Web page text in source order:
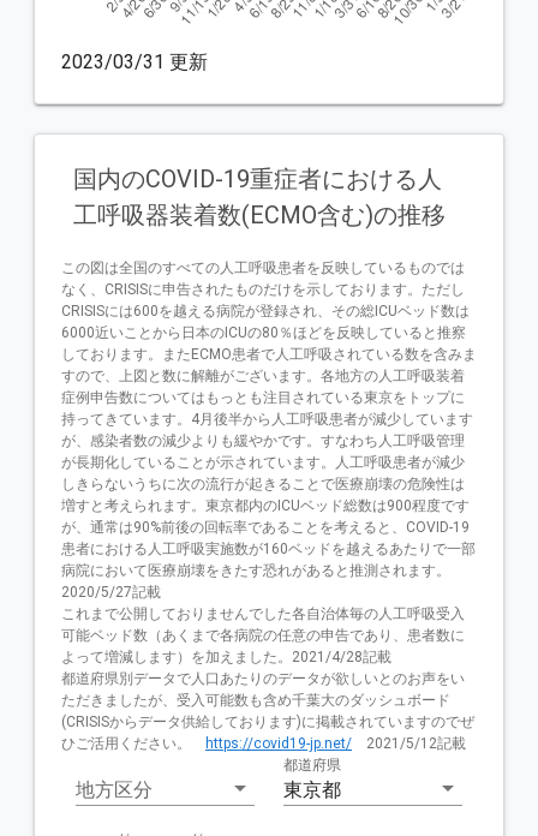
2023/03/31 更新
国内のCOVID-19重症者における人
工呼吸器装着数(ECMO含む)の推移
この図は全国のすべての人工呼吸患者を反映しているものでは
なく、CRISISに申告されたものだけを示しております。ただし
CRISISには600を越える病院が登録され、その総ICUベッド数は
6000近いことから日本のICUの80％ほどを反映していると推察
しております。またECMO患者で人工呼吸されている数を含みま
すので、上図と数に解離がございます。各地方の人工呼吸装着
症例申告数についてはもっとも注目されている東京をトップに
持ってきています。4月後半から人工呼吸患者が減少しています
が、感染者数の減少よりも緩やかです。すなわち人工呼吸管理
が長期化していることが示されています。人工呼吸患者が減少
しきらないうちに次の流行が起きることで医療崩壊の危険性は
増すと考えられます。東京都内のICUベッド総数は900程度です
が、通常は90%前後の回転率であることを考えると、COVID-19
患者における人工呼吸実施数が160ベッドを越えるあたりで一部
病院において医療崩壊をきたす恐れがあると推測されます。
2020/5/27記載
これまで公開しておりませんでした各自治体毎の人工呼吸受入
可能ベッド数（あくまで各病院の任意の申告であり、患者数に
よって増減します）を加えました。2021/4/28記載
都道府県別データで人口あたりのデータが欲しいとのお声をい
ただきましたが、受入可能数も含め千葉大のダッシュボード
(CRISISからデータ供給しております)に掲載されていますのでぜ
ひご活用ください。
https://covid19-jp.net/ 2021/5/12記載
地方区分
都道府県
東京都